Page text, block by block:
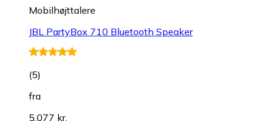
Mobilhøjttalere
JBL PartyBox 710 Bluetooth Speaker
(5)
fra
5.077 kr.